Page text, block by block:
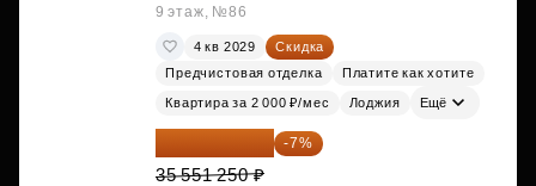
9 этаж, №86
4 кв 2029
Скидка
Предчистовая отделка
Платите как хотите
Квартира за 2 000 ₽/мес Лоджия Ещё
33 062 663 ₽ -7%
35 551 250 ₽